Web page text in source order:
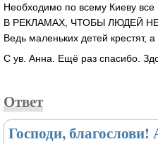
Необходимо по всему Киеву
В РЕКЛАМАХ, ЧТОБЫ ЛЮДЕЙ
Ведь маленьких детей крестят,
С ув. Анна. Ещё раз спасибо.
Ответ
Господи, благослови!